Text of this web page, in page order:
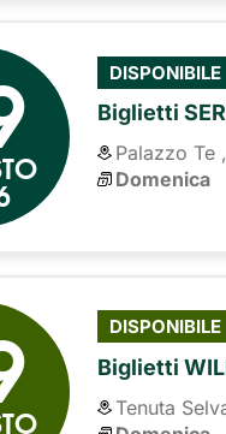
DISPONIBILE
Biglietti
Palazzo Te ,
Domenica
DISPONIBILE
Biglietti
Tenuta